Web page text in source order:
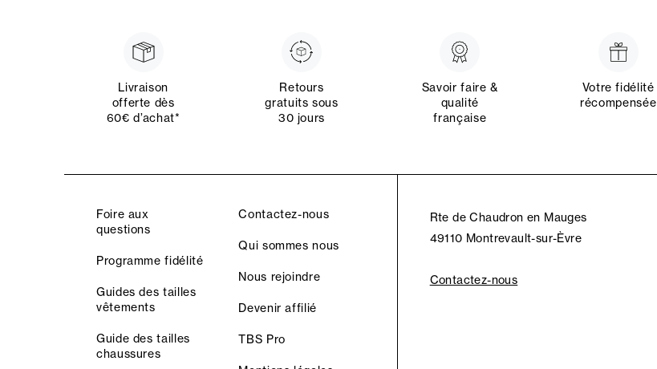
Livraison
offerte dès
60€ d’achat*
Retours
gratuits sous
30 jours
Savoir faire &
qualité
française
Votre fidélité
récompensée
Foire aux
questions
Programme fidélité
Guides des tailles
vêtements
Guide des tailles
chaussures
Contactez-nous
Qui sommes nous
Nous rejoindre
Devenir affilié
TBS Pro
Rte de Chaudron en Mauges
49110 Montrevault-sur-Èvre
Contactez-nous